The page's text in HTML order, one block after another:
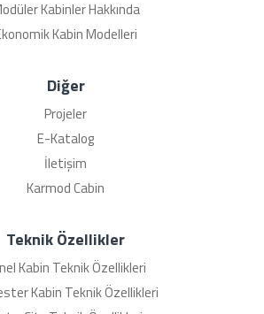
Kabinler Hakkında
Kabin Modelleri
Diğer
Projeler
E-Katalog
İletişim
Karmod Cabin
Teknik Özellikler
Kabin Teknik Özellikleri
Kabin Teknik Özellikleri